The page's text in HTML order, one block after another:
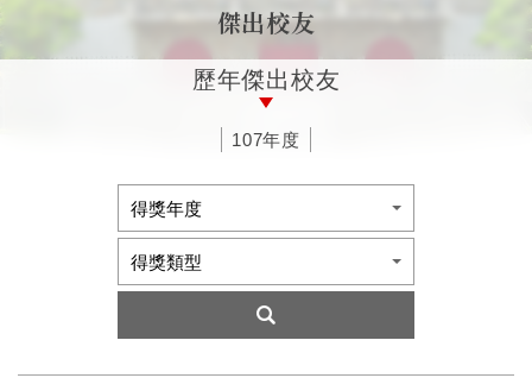
傑出校友
歷年傑出校友
107年度